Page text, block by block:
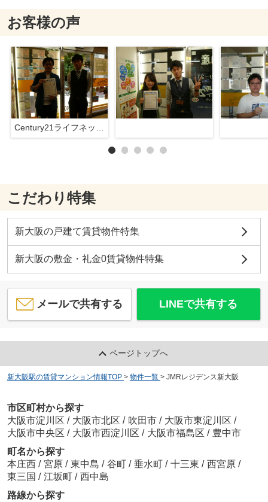
お客様の声
こだわり特集
新大阪の戸建て賃貸物件特集
新大阪の敷金・礼金0賃貸物件特集
メールで共有する LINEで共有する
ページトップへ
新大阪駅の賃貸マンション情報TOP > 物件一覧 > JMRレジデンス新大阪
市区町村から探す
大阪市淀川区 / 大阪市北区 / 吹田市 / 大阪市東淀川区 /
大阪市中央区 / 大阪市西淀川区 / 大阪市福島区 / 豊中市
町名から探す
本庄西 / 宮原 / 東中島 / 谷町 / 垂水町 / 十三東 / 西宮原 /
東三国 / 江坂町 / 西中島
路線から探す